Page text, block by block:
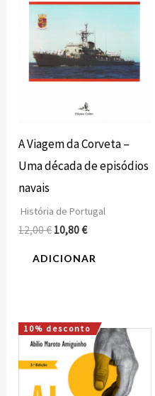
A Viagem da Corveta –
Uma década de episódios
navais
História de Portugal
12,00€ 10,80€
ADICIONAR
10% desconto
O
preço
original
era:
16,00 €.
O
preço
atual
é:
14,40 €.